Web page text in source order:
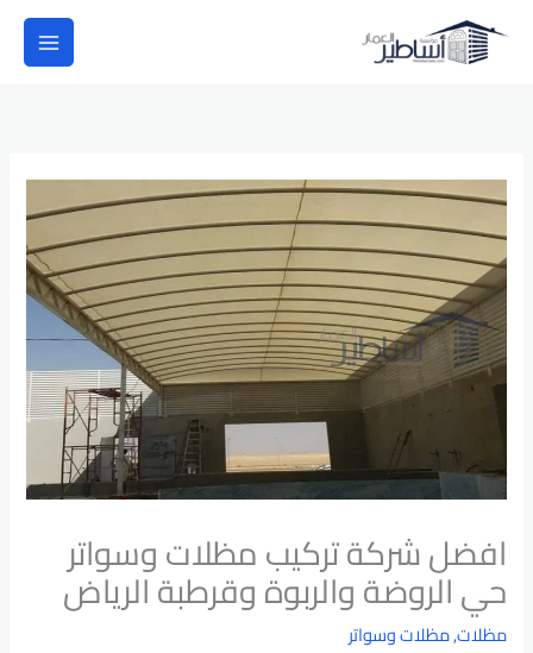
افضل شركة تركيب مظلات وسواتر
حي الروضة والربوة وقرطبة الرياض
مظلات,مظلات وسواتر